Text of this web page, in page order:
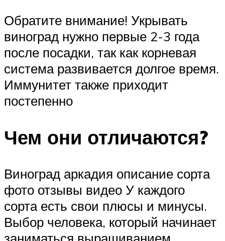
Обратите внимание! Укрывать
виноград нужно первые 2-3 года
после посадки, так как корневая
система развивается долгое время.
Иммунитет также приходит
постепенно
Чем они отличаются?
Виноград аркадия описание сорта
фото отзывы видео У каждого
сорта есть свои плюсы и минусы.
Выбор человека, который начинает